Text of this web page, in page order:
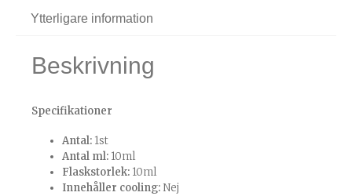
Ytterligare information
Beskrivning
Specifikationer
Antal: 1st
Antal ml: 10ml
Flaskstorlek: 10ml
Innehåller cooling: Nej